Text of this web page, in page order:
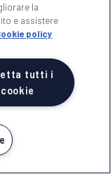
la
e assistere
policy
tutti i
cookie